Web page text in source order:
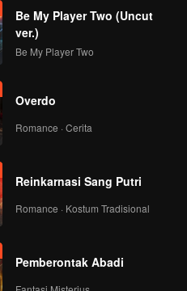
Be My Player Two (Uncut
ver.)
Be My Player Two
Overdo
Romance · Cerita
Reinkarnasi Sang Putri
Romance · Kostum Tradisional
Pemberontak Abadi